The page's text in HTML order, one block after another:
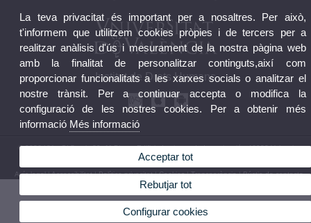
Institut de Drets Humans
© 2026 UV. - C/ Serpis 29, 1ª Planta Edificio Institutos de Investigación 46022 Valencia.
Telèfon: 96 162 54 17
Avís legal|Accessibilitat|Política privacitat|Cookies|Transparència|Bústia de contacte
La teva privacitat és important per a nosaltres. Per això,
t'informem que utilitzem cookies pròpies i de tercers per a
realitzar anàlisis d'ús i mesurament de la nostra pàgina web
amb la finalitat de personalitzar continguts,així com
proporcionar funcionalitats a les xarxes socials o analitzar el
nostre trànsit. Per a continuar accepta o modifica la
configuració de les nostres cookies. Per a obtenir més
informació Més informació
Acceptar tot
Rebutjar tot
Configurar cookies